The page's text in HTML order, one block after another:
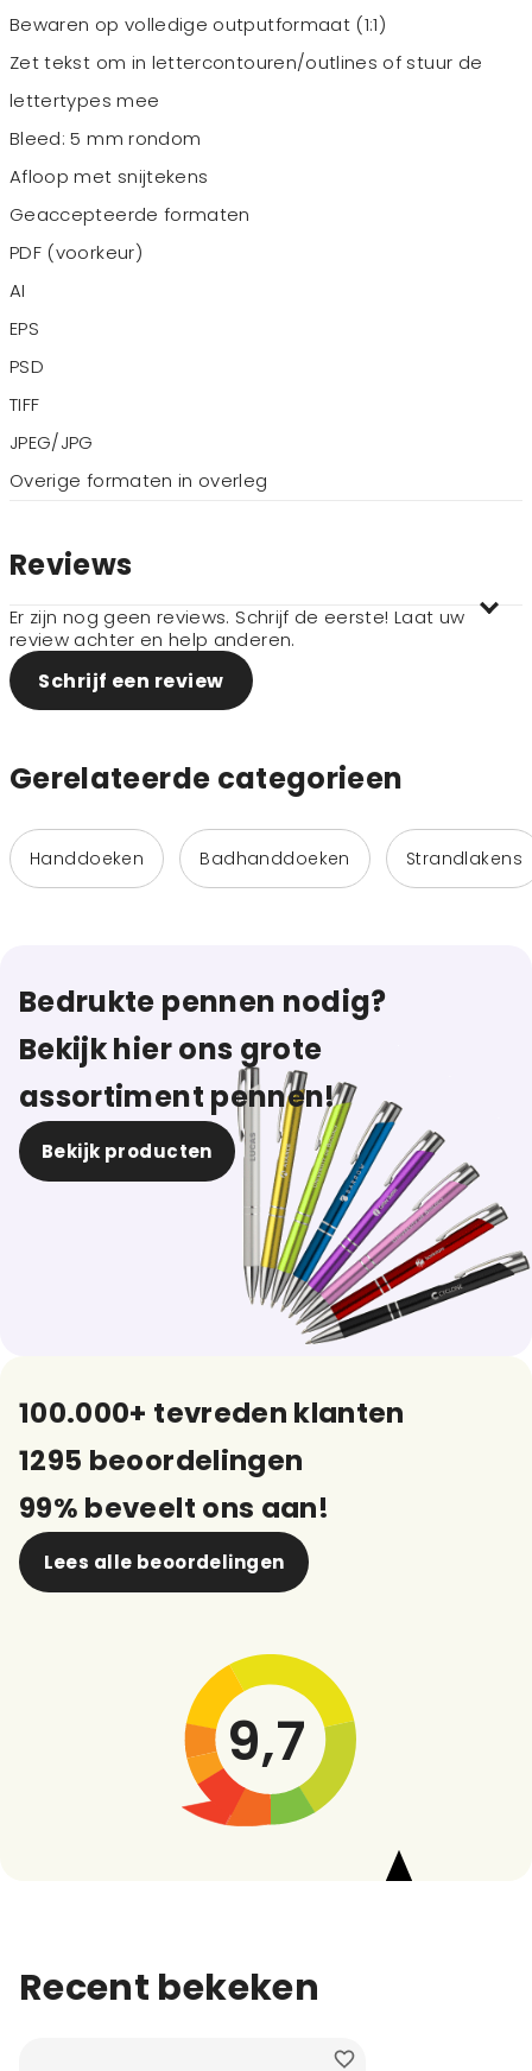
Bewaren op volledige outputformaat (1:1)
Zet tekst om in lettercontouren/outlines of stuur de
lettertypes mee
Bleed: 5 mm rondom
Afloop met snijtekens
Geaccepteerde formaten
PDF (voorkeur)
AI
EPS
PSD
TIFF
JPEG/JPG
Overige formaten in overleg
Reviews
Er zijn nog geen reviews. Schrijf de eerste! Laat uw
review achter en help anderen.
Schrijf een review
Gerelateerde categorieen
Handdoeken Badhanddoeken Strandlakens
Bedrukte pennen nodig?
Bekijk hier ons grote
assortiment pennen!
Bekijk producten
100.000+ tevreden klanten
1295 beoordelingen
99% beveelt ons aan!
Lees alle beoordelingen
9,7
Recent bekeken